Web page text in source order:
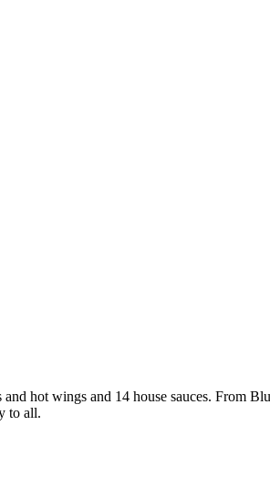
hot wings and 14 house sauces. From
to all.